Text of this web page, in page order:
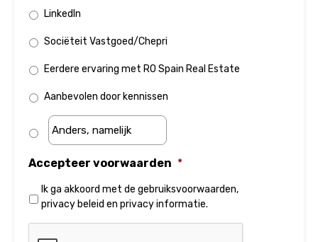
LinkedIn
Sociëteit Vastgoed/Chepri
Eerdere ervaring met RO Spain Real Estate
Aanbevolen door kennissen
Accepteer voorwaarden *
Ik ga akkoord met de gebruiksvoorwaarden,
privacy beleid en privacy informatie.